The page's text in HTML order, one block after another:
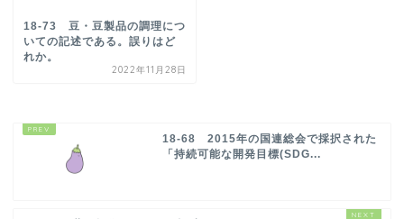
18-73 豆・豆製品の調理につ
いての記述である。誤りはど
れか。
2022年11月28日
18-68 2015年の国連総会で採択された
「持続可能な開発目標(SDG...